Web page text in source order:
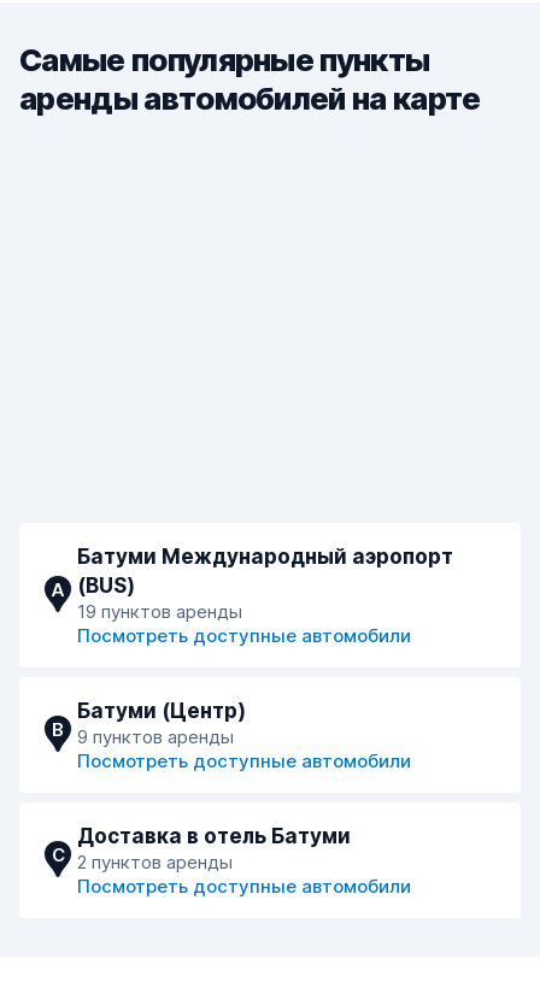
Самые популярные пункты
аренды автомобилей на карте
A
Батуми Международный аэропорт
(BUS)
19 пунктов аренды
Посмотреть доступные автомобили
B
Батуми (Центр)
9 пунктов аренды
Посмотреть доступные автомобили
C
Доставка в отель Батуми
2 пунктов аренды
Посмотреть доступные автомобили